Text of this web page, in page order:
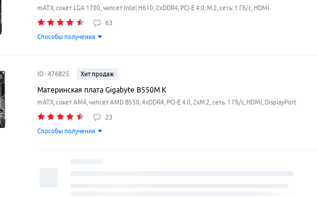
mATX, сокет LGA 1700, чипсет Intel H610, 2xDDR4, PCI-E 4.0, M.2, сеть: 1 Гб/с, HDMI
63
Способы получения
ID: 476825 Хит продаж
Материнская плата Gigabyte B550M K
mATX, сокет AM4, чипсет AMD B550, 4xDDR4, PCI-E 4.0, 2xM.2, сеть: 1 Гб/с, HDMI, DisplayPort
23
Способы получения